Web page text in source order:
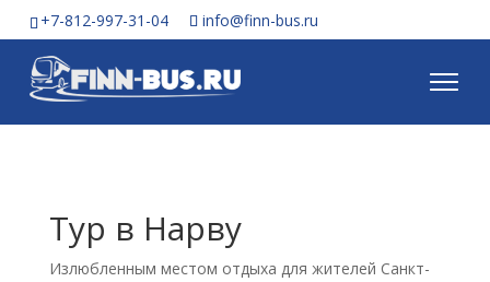
+7-812-997-31-04 info@finn-bus.ru
Тур в Нарву
Излюбленным местом отдыха для жителей Санкт-